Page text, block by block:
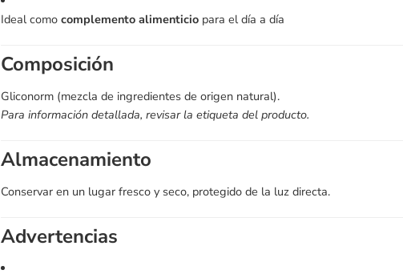
Ideal como complemento alimenticio para el día a día
Composición
Gliconorm (mezcla de ingredientes de origen natural).
Para información detallada, revisar la etiqueta del producto.
Almacenamiento
Conservar en un lugar fresco y seco, protegido de la luz directa.
Advertencias